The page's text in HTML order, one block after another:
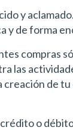
y
y de forma
compras
las
de tu
o